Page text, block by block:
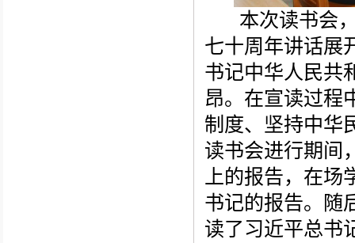
本次读书会
七十周年讲话展
书记中华人民共
昂。在宣读过程
制度、坚持中华
读书会进行期间
上的报告，在
书记的报告。
随
读了习近平总书